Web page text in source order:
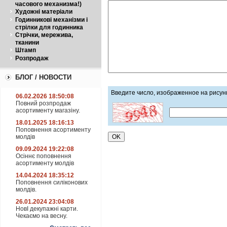
часового механизма!)
Художні матеріали
Годинникові механізми і
стрілки для годинника
Стрічки, мережива,
тканини
Штамп
Розпродаж
БЛОГ / НОВОСТИ
06.02.2026 18:50:08
Повний розпродаж
асортименту магазіну.
18.01.2025 18:16:13
Поповнення асортименту
молдів
09.09.2024 19:22:08
Осіннє поповнення
асортименту молдів
14.04.2024 18:35:12
Поповнення силіконових
молдів.
26.01.2024 23:04:08
НовІ декупажні карти.
Чекаємо на весну.
Введите число, изображенное на